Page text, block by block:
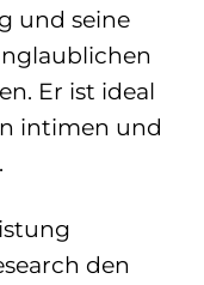
und seine
Er ist ideal
intimen und
den